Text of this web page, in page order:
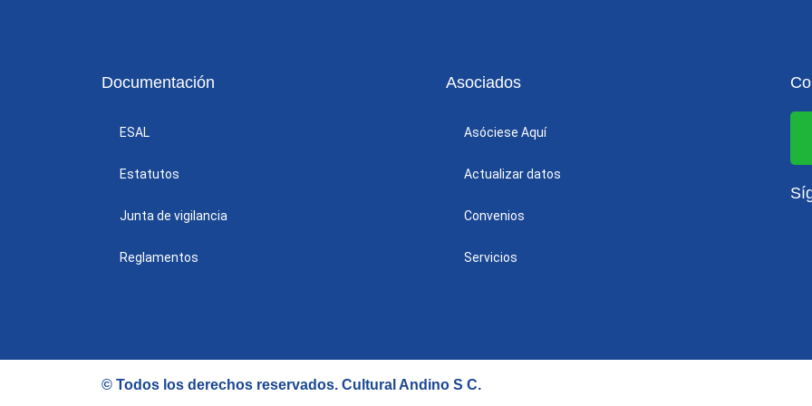
Documentación
ESAL
Estatutos
Junta de vigilancia
Reglamentos
Asociados
Asóciese Aquí
Actualizar datos
Convenios
Servicios
© Todos los derechos reservados. Cultural Andino S C.